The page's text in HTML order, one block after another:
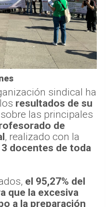
sindical ha
resultados de su
sobre las principales
de
, realizado con la
docentes de toda
el 95,27% del
que la excesiva
a la preparación